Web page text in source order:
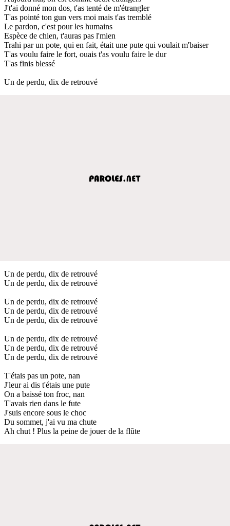
J't'ai donné mon dos, t'as tenté de m'étrangler
T'as pointé ton gun vers moi mais t'as tremblé
Le pardon, c'est pour les humains
Espèce de chien, t'auras pas l'mien
Trahi par un pote, qui en fait, était une pute qui voulait m'baiser
T'as voulu faire le fort, ouais t'as voulu faire le dur
T'as finis blessé
Un de perdu, dix de retrouvé
Un de perdu, dix de retrouvé
Un de perdu, dix de retrouvé
Un de perdu, dix de retrouvé
Un de perdu, dix de retrouvé
Un de perdu, dix de retrouvé
Un de perdu, dix de retrouvé
Un de perdu, dix de retrouvé
Un de perdu, dix de retrouvé
T'étais pas un pote, nan
J'leur ai dis t'étais une pute
On a baissé ton froc, nan
T'avais rien dans le fute
J'suis encore sous le choc
Du sommet, j'ai vu ma chute
Ah chut ! Plus la peine de jouer de la flûte